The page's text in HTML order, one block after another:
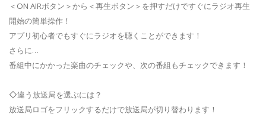
＜ON AIRボタン＞から＜再生ボタン＞を押すだけですぐにラジオ再生
開始の簡単操作！
アプリ初心者でもすぐにラジオを聴くことができます！
さらに…
番組中にかかった楽曲のチェックや、次の番組もチェックできます！
◇違う放送局を選ぶには？
放送局ロゴをフリックするだけで放送局が切り替わります！